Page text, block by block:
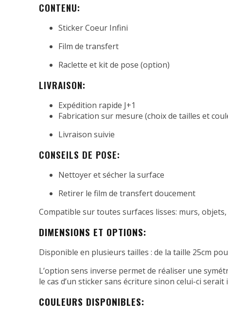
CONTENU:
Sticker Coeur Infini
Film de transfert
Raclette et kit de pose (option)
LIVRAISON:
Expédition rapide J+1
Fabrication sur mesure (choix de tailles et
Livraison suivie
CONSEILS DE POSE:
Nettoyer et sécher la surface
Retirer le film de transfert doucement
Compatible sur toutes surfaces lisses: murs, objets,
DIMENSIONS ET OPTIONS:
Disponible en plusieurs tailles : de la taille 25cm
L’option sens inverse permet de réaliser une
le cas d’un sticker sans écriture sinon celui-ci
COULEURS DISPONIBLES: